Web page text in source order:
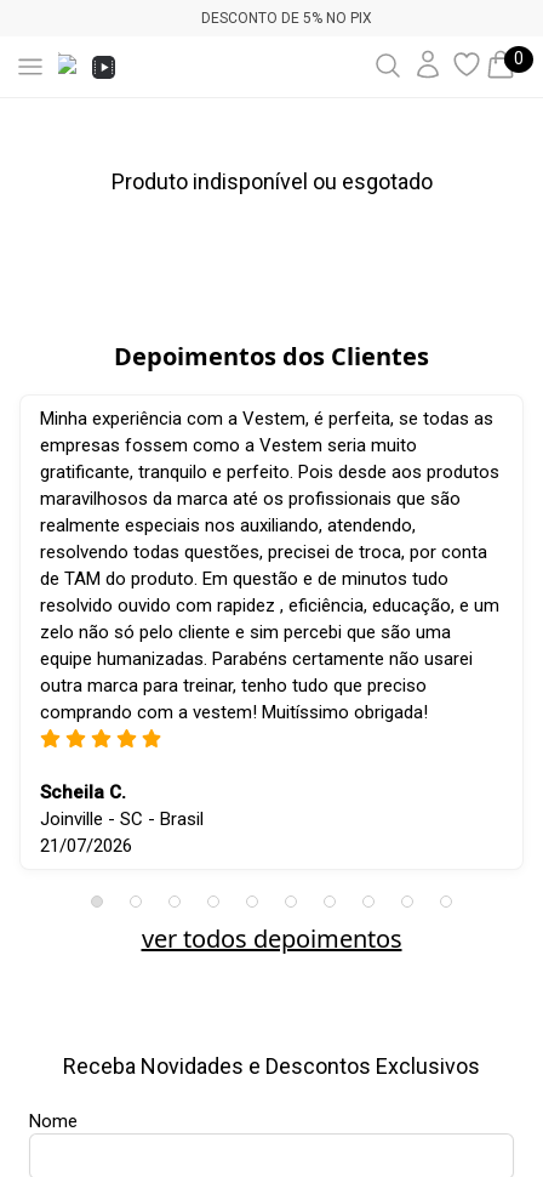
DESCONTO DE 5% NO PIX
0
Produto indisponível ou esgotado
Depoimentos dos Clientes
Minha experiência com a Vestem, é perfeita, se todas as
empresas fossem como a Vestem seria muito
gratificante, tranquilo e perfeito. Pois desde aos produtos
maravilhosos da marca até os profissionais que são
realmente especiais nos auxiliando, atendendo,
resolvendo todas questões, precisei de troca, por conta
de TAM do produto. Em questão e de minutos tudo
resolvido ouvido com rapidez , eficiência, educação, e um
zelo não só pelo cliente e sim percebi que são uma
equipe humanizadas. Parabéns certamente não usarei
outra marca para treinar, tenho tudo que preciso
comprando com a vestem! Muitíssimo obrigada!
Scheila C.
Joinville - SC - Brasil
21/07/2026
ver todos depoimentos
Receba Novidades e Descontos Exclusivos
Nome